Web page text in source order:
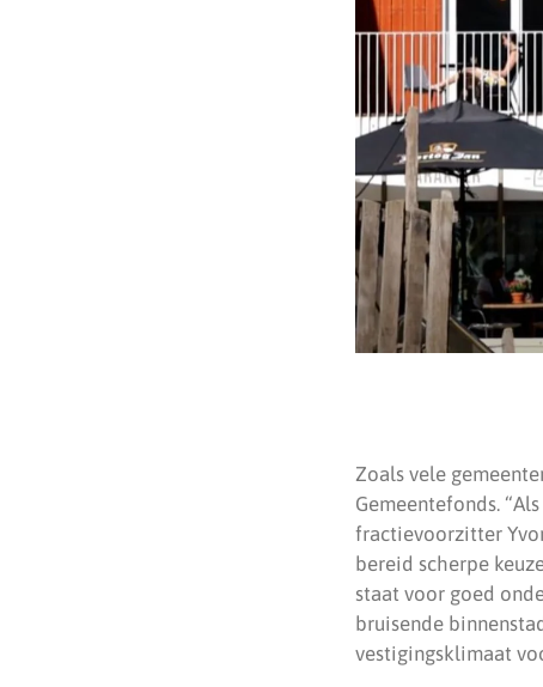
Zoals vele
Gemeentefonds.
fractievoorzitter
bereid scherpe
staat voor goed
bruisende
vestigingsklimaat